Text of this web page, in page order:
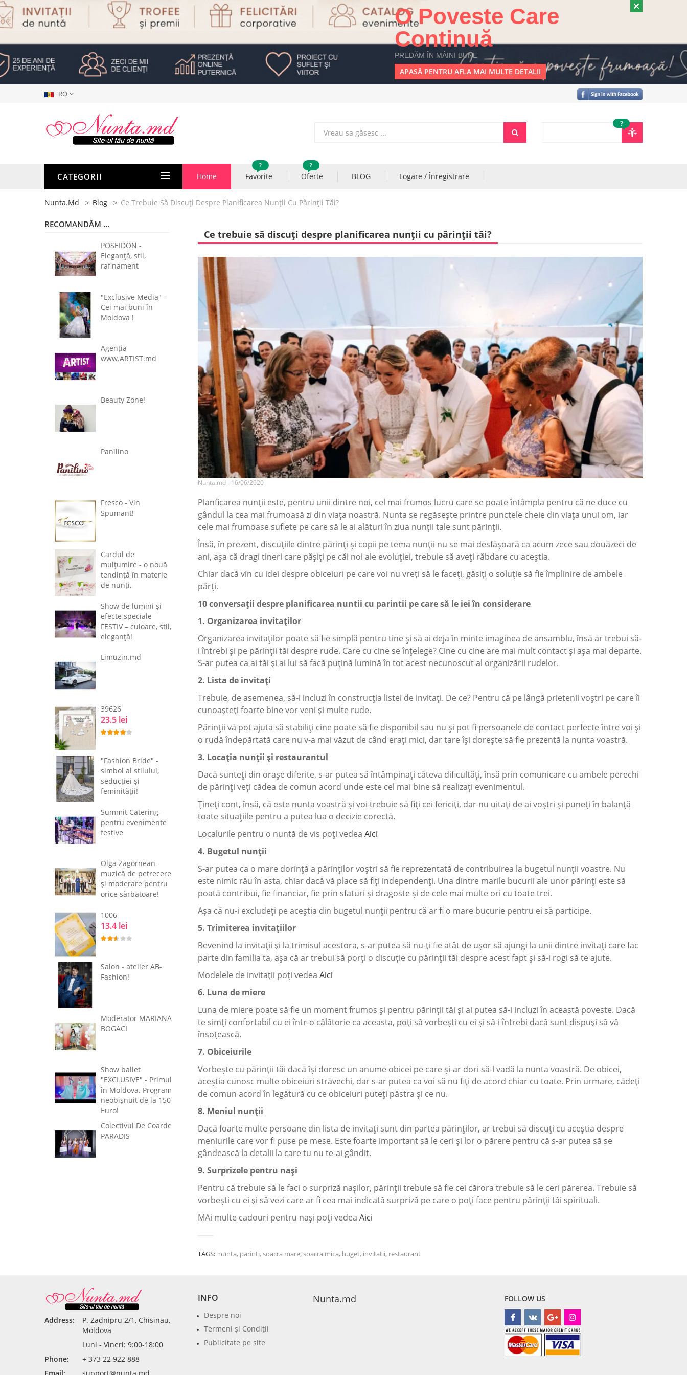
O Poveste Care
Continuă
PREDĂM ÎN MÂINI BUNE
APASĂ PENTRU AFLA MAI MULTE DETALII
RO
?
CATEGORII Home Favorite
?
Oferte
?
BLOG Logare / Înregistrare
Nunta.md Blog Ce Trebuie Să Discuţi Despre Planificarea Nunţii Cu Părinţii Tăi?
RECOMANDĂM ...
POSEIDON -
Eleganţă, stil,
rafinament
"Exclusive Media" -
Cei mai buni în
Moldova !
Agenţia
www.ARTIST.md
Beauty Zone!
Panilino
Fresco - Vin
Spumant!
Cardul de
mulțumire - o nouă
tendință în materie
de nunți.
Show de lumini și
efecte speciale
FESTIV – culoare, stil,
eleganță!
Limuzin.md
39626
23.5 lei
"Fashion Bride" -
simbol al stilului,
seducţiei şi
feminităţii!
Summit Catering,
pentru evenimente
festive
Olga Zagornean -
muzică de petrecere
şi moderare pentru
orice sărbătoare!
1006
13.4 lei
Salon - atelier AB-
Fashion!
Moderator MARIANA
BOGACI
Show ballet
"EXCLUSIVE" - Primul
în Moldova. Program
neobişnuit de la 150
Euro!
Colectivul De Coarde
PARADIS
Ce trebuie să discuţi despre planificarea nunţii cu părinţii tăi?
Nunta.md - 16/06/2020
Planficarea nunții este, pentru unii dintre noi, cel mai frumos lucru care se poate întâmpla pentru că ne duce cu
gândul la cea mai frumoasă zi din viața noastră. Nunta se regăsește printre punctele cheie din viața unui om, iar
cele mai frumoase suflete pe care să le ai alături în ziua nunții tale sunt părinții.
Însă, în prezent, discuțiile dintre părinți și copii pe tema nunții nu se mai desfășoară ca acum zece sau douăzeci de
ani, așa că dragi tineri care pășiți pe căi noi ale evoluției, trebuie să aveți răbdare cu aceștia.
Chiar dacă vin cu idei despre obiceiuri pe care voi nu vreți să le faceți, găsiți o soluție să fie împlinire de ambele
părți.
10 conversații despre planificarea nuntii cu parintii pe care să le iei în considerare
1. Organizarea invitaților
Organizarea invitaților poate să fie simplă pentru tine și să ai deja în minte imaginea de ansamblu, însă ar trebui să-
i întrebi și pe părinții tăi despre rude. Care cu cine se înțelege? Cine cu cine are mai mult contact și așa mai departe.
S-ar putea ca ai tăi și ai lui să facă puțină lumină în tot acest necunoscut al organizării rudelor.
2. Lista de invitați
Trebuie, de asemenea, să-i incluzi în construcția listei de invitați. De ce? Pentru că pe lângă prietenii voștri pe care îi
cunoașteți foarte bine vor veni și multe rude.
Părinții vă pot ajuta să stabiliți cine poate să fie disponibil sau nu și pot fi persoanele de contact perfecte între voi și
o rudă îndepărtată care nu v-a mai văzut de când erați mici, dar tare își dorește să fie prezentă la nunta voastră.
3. Locația nunții și restaurantul
Dacă sunteți din orașe diferite, s-ar putea să întâmpinați câteva dificultăți, însă prin comunicare cu ambele perechi
de părinți veți cădea de comun acord unde este cel mai bine să realizați evenimentul.
Țineți cont, însă, că este nunta voastră și voi trebuie să fiți cei fericiți, dar nu uitați de ai voștri și puneți în balanță
toate situațiile pentru a putea lua o decizie corectă.
Localurile pentru o nuntă de vis poţi vedea Aici
4. Bugetul nunții
S-ar putea ca o mare dorință a părinților voștri să fie reprezentată de contribuirea la bugetul nunții voastre. Nu
este nimic rău în asta, chiar dacă vă place să fiți independenți. Una dintre marile bucurii ale unor părinți este să
poată contribui, fie financiar, fie prin sfaturi și dragoste și de cele mai multe ori cu toate trei.
Așa că nu-i excludeți pe aceștia din bugetul nunții pentru că ar fi o mare bucurie pentru ei să participe.
5. Trimiterea invitațiilor
Revenind la invitații și la trimisul acestora, s-ar putea să nu-ți fie atât de ușor să ajungi la unii dintre invitați care fac
parte din familia ta, așa că ar trebui să porți o discuție cu părinții tăi despre acest fapt și să-i rogi să te ajute.
Modelele de invitaţii poţi vedea Aici
6. Luna de miere
Luna de miere poate să fie un moment frumos și pentru părinții tăi și ai putea să-i incluzi în această poveste. Dacă
te simți confortabil cu ei într-o călătorie ca aceasta, poți să vorbești cu ei și să-i întrebi dacă sunt dispuși să vă
însoțească.
7. Obiceiurile
Vorbește cu părinții tăi dacă își doresc un anume obicei pe care și-ar dori să-l vadă la nunta voastră. De obicei,
aceștia cunosc multe obiceiuri străvechi, dar s-ar putea ca voi să nu fiți de acord chiar cu toate. Prin urmare, cădeți
de comun acord în legătură cu ce obiceiuri puteți păstra și ce nu.
8. Meniul nunții
Dacă foarte multe persoane din lista de invitați sunt din partea părinților, ar trebui să discuți cu aceștia despre
meniurile care vor fi puse pe mese. Este foarte important să le ceri și lor o părere pentru că s-ar putea să se
gândească la detalii la care tu nu te-ai gândit.
9. Surprizele pentru nași
Pentru că trebuie să le faci o surpriză nașilor, părinții trebuie să fie cei cărora trebuie să le ceri părerea. Trebuie să
vorbești cu ei și să vezi care ar fi cea mai indicată surpriză pe care o poți face pentru părinții tăi spirituali.
MAi multe cadouri pentru naşi poţi vedea Aici
TAGS: nunta, parinti, soacra mare, soacra mica, buget, invitatii, restaurant
Address:
P. Zadnipru 2/1, Chisinau,
Moldova
Luni - Vineri: 9:00-18:00
Phone:
+ 373 22 922 888
INFO
Despre noi
Termeni şi Condiţii
Publicitate pe site
Nunta.md FOLLOW US